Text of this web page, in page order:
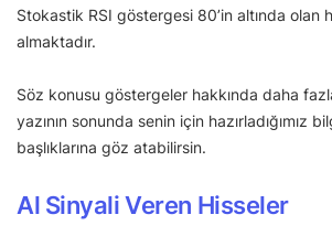
Stokastik RSI göstergesi 80’in altında olan
almaktadır.
Söz konusu göstergeler hakkında daha
yazının sonunda senin için hazırladığımız
başlıklarına göz atabilirsin.
Al Sinyali Veren Hisseler